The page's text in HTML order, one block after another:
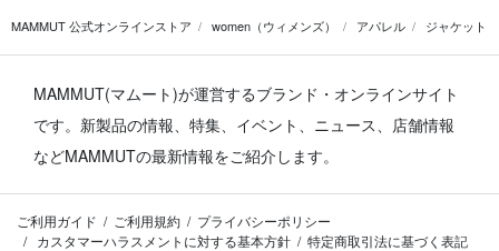
MAMMUT 公式オンラインストア women（ウィメンズ） アパレル ジャケット
MAMMUT(マムート)が運営するブランド・オンラインサイト
です。 新製品の情報、特集、イベント、ニュース、店舗情報
などMAMMUTの最新情報をご紹介します。
ご利用ガイド ご利用規約
プライバシーポリシー
カスタマーハラスメントに対する基本方針
特定商取引法に基づく表記